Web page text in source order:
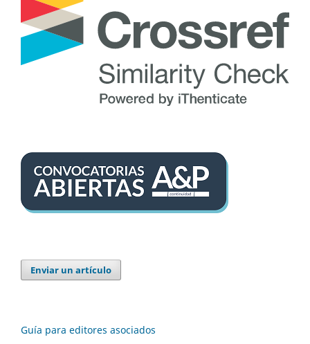
Enviar un artículo
Guía para editores asociados